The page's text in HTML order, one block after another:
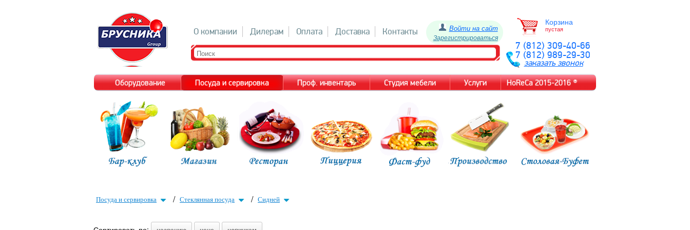
Войти на сайт
Зарегистрироваться
Корзина
пустая
7 (812) 309-40-66
7 (812) 989-29-30
заказать звонок
О компании Дилерам Оплата Доставка Контакты
Оборудование Посуда и сервировка Проф. инвентарь Студия мебели Услуги HoReCa 2015-2016 ®
Посуда и сервировка / Стеклянная посуда / Сидней